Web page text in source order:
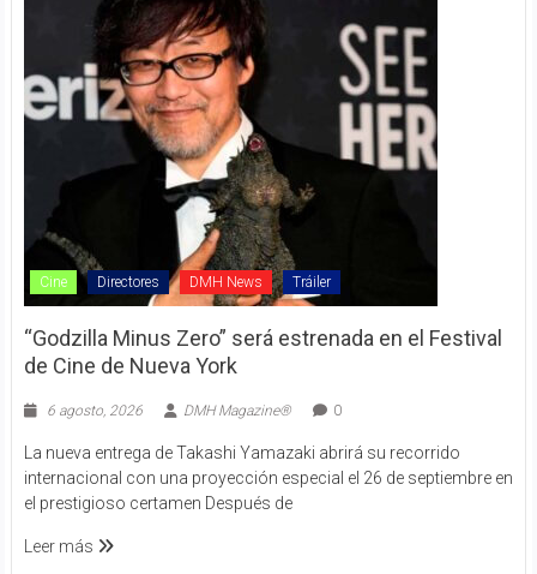
Cine Directores DMH News Tráiler
“Godzilla Minus Zero” será estrenada en el Festival
de Cine de Nueva York
6 agosto, 2026 DMH Magazine® 0
La nueva entrega de Takashi Yamazaki abrirá su recorrido
internacional con una proyección especial el 26 de septiembre en
el prestigioso certamen Después de
Leer más